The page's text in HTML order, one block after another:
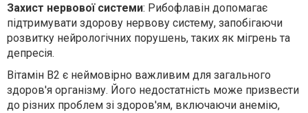
Захист нервової системи: Рибофлавін допомагає
підтримувати здорову нервову систему, запобігаючи
розвитку нейрологічних порушень, таких як мігрень та
депресія.
Вітамін В2 є неймовірно важливим для загального
здоров'я організму. Його недостатність може призвести
до різних проблем зі здоров'ям, включаючи анемію,